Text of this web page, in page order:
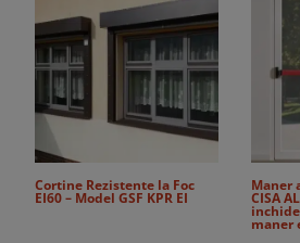
Cortine Rezistente la Foc
EI60 – Model GSF KPR EI
Maner
CISA
maner